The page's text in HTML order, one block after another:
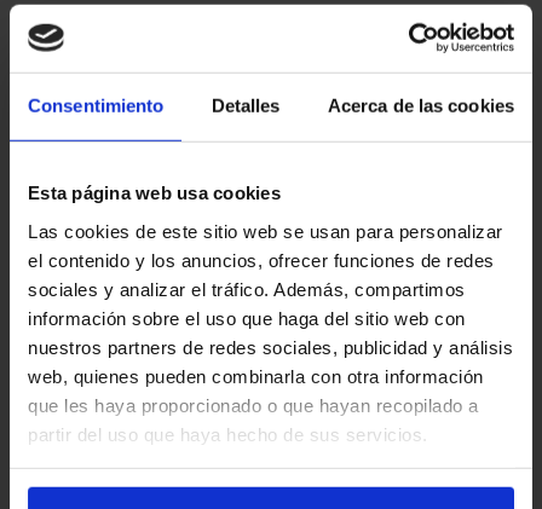
Consentimiento Detalles Acerca de las cookies
Esta página web usa cookies
Las cookies de este sitio web se usan para personalizar
el contenido y los anuncios, ofrecer funciones de redes
sociales y analizar el tráfico. Además, compartimos
información sobre el uso que haga del sitio web con
nuestros partners de redes sociales, publicidad y análisis
web, quienes pueden combinarla con otra información
que les haya proporcionado o que hayan recopilado a
partir del uso que haya hecho de sus servicios.